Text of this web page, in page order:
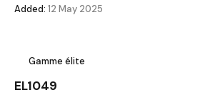
Added: 12 May 2025
Gamme élite
EL1049